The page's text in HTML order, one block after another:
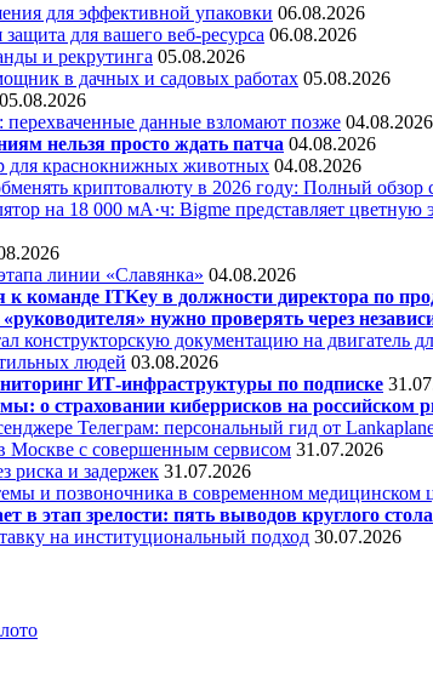
для эффективной упаковки 06.08.2026
для вашего веб-ресурса 06.08.2026
и рекрутинга 05.08.2026
в дачных и садовых работах 05.08.2026
05.08.2026
данные взломают позже 04.08.2026
нельзя просто ждать патча 04.08.2026
для краснокнижных животных 04.08.2026
криптовалюту в 2026 году: Полный обзор
на 18 000 мА·ч: Bigme представляет
линии «Славянка» 04.08.2026
команде ITKey в должности директора по
нужно проверять через
конструкторскую документацию на двигатель
людей 03.08.2026
ИТ-инфраструктуры по подписке
о страховании киберрисков на российском
Телеграм: персональный гид от
Москве с совершенным сервисом 31.07.2026
риска и задержек 31.07.2026
и позвоночника в современном медицинском
в этап зрелости: пять выводов круглого
на институциональный подход 30.07.2026